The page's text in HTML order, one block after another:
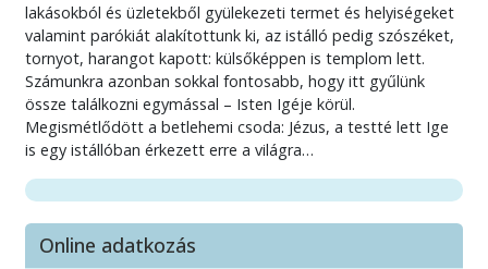
lakásokból és üzletekből gyülekezeti termet és helyiségeket
valamint parókiát alakítottunk ki, az istálló pedig szószéket,
tornyot, harangot kapott: külsőképpen is templom lett.
Számunkra azonban sokkal fontosabb, hogy itt gyűlünk
össze találkozni egymással – Isten Igéje körül.
Megismétlődött a betlehemi csoda: Jézus, a testté lett Ige
is egy istállóban érkezett erre a világra…
Online adatkozás